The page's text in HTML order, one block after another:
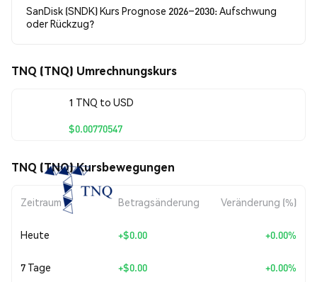
SanDisk (SNDK) Kurs Prognose 2026–2030: Aufschwung
oder Rückzug?
TNQ (TNQ) Umrechnungskurs
1 TNQ to USD
$0.00770547
TNQ (TNQ) Kursbewegungen
Zeitraum Betragsänderung Veränderung (%)
Heute +$0.00 +0.00%
7 Tage +$0.00 +0.00%